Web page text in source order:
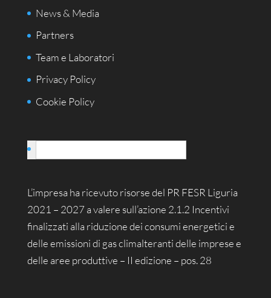
News & Media
Partners
Team e Laboratori
Privacy Policy
Cookie Policy
L’impresa ha ricevuto risorse del PR FESR Liguria
2021 – 2027 a valere sull’azione 2.1.2 Incentivi
finalizzati alla riduzione dei consumi energetici e
delle emissioni di gas climalteranti delle imprese e
delle aree produttive – II edizione – pos. 28